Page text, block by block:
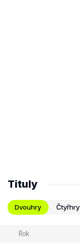
Tituly
Dvouhry Čtyřhry
Rok